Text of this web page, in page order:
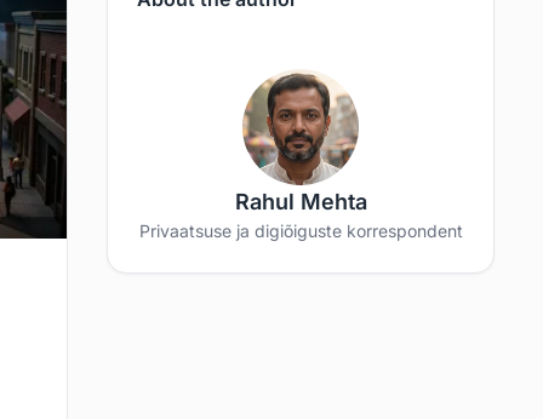
Rahul Mehta
Privaatsuse ja digiõiguste korrespondent